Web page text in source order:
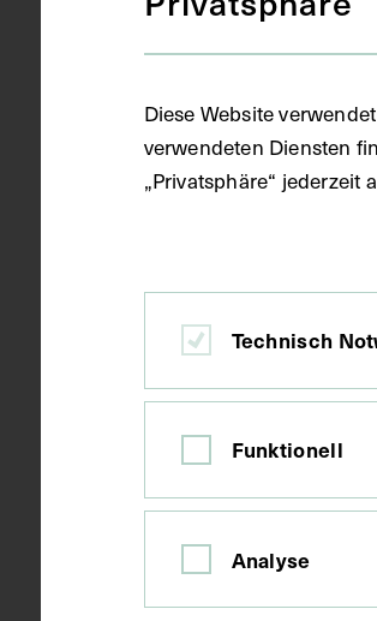
Gegenstand
Datierung
Material
Technik
Diese Website
verwendeten Diensten
„Privatsphäre“
Technisch
Funktionell
Analyse